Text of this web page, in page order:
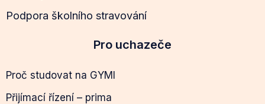
Podpora školního stravování
Pro uchazeče
Proč studovat na GYMI
Přijímací řízení – prima